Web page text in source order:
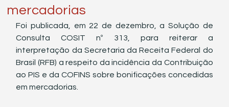
mercadorias
Foi publicada, em 22 de dezembro, a Solução de
Consulta COSIT nº 313, para reiterar a
interpretação da Secretaria da Receita Federal do
Brasil (RFB) a respeito da incidência da Contribuição
ao PIS e da COFINS sobre bonificações concedidas
em mercadorias.